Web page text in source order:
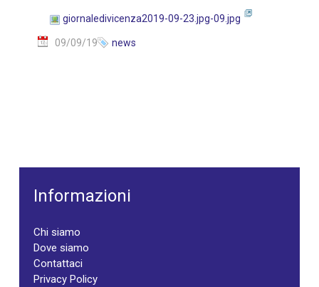
giornaledivicenza2019-09-23.jpg-09.jpg
09/09/19 news
Informazioni
Chi siamo
Dove siamo
Contattaci
Privacy Policy